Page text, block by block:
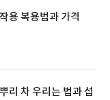
용 복용법과 가격
리 차 우리는 법과 섭